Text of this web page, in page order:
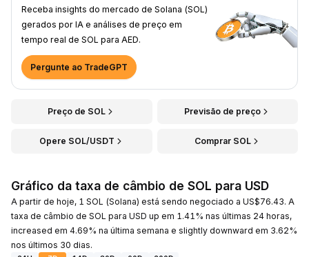
Receba insights do mercado de Solana (SOL)
gerados por IA e análises de preço em
tempo real de SOL para AED.
Pergunte ao TradeGPT
Preço de SOL Previsão de preço
Opere SOL/USDT Comprar SOL
Gráfico da taxa de câmbio de SOL para USD
A partir de hoje, 1 SOL (Solana) está sendo negociado a US$76.43. A
taxa de câmbio de SOL para USD up em 1.41% nas últimas 24 horas,
increased em 4.69% na última semana e slightly downward em 3.62%
nos últimos 30 dias.